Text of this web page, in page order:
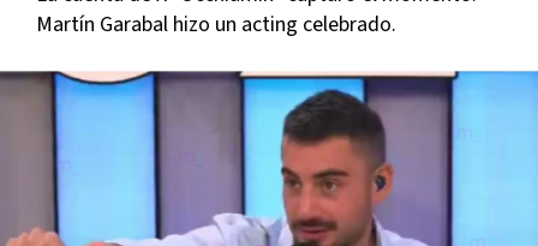
Martín Garabal hizo un acting celebrado.